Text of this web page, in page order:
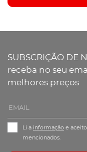
SUBSCRIÇÃO DE
receba no seu
melhores preços
Li a informação e
mencionados.